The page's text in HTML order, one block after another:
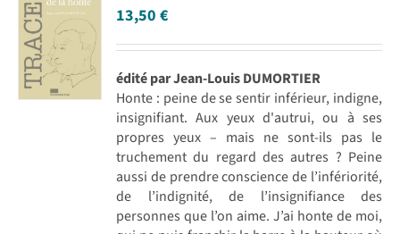
13,50€
édité par Jean-Louis DUMORTIER
Honte : peine de se sentir inférieur, indigne,
insignifiant. Aux yeux d'autrui, ou à ses
propres yeux – mais ne sont-ils pas le
truchement du regard des autres ? Peine
aussi de prendre conscience de l’infériorité,
de l’indignité, de l’insignifiance des
personnes que l’on aime. J’ai honte de moi,